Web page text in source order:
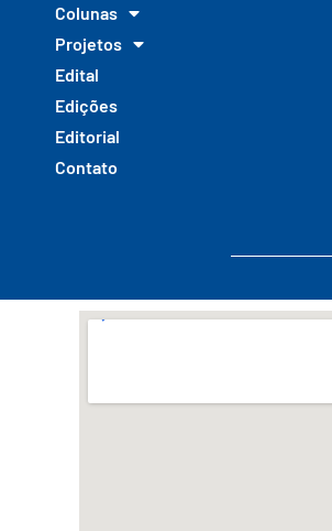
Colunas
Projetos
Edital
Edições
Editorial
Contato